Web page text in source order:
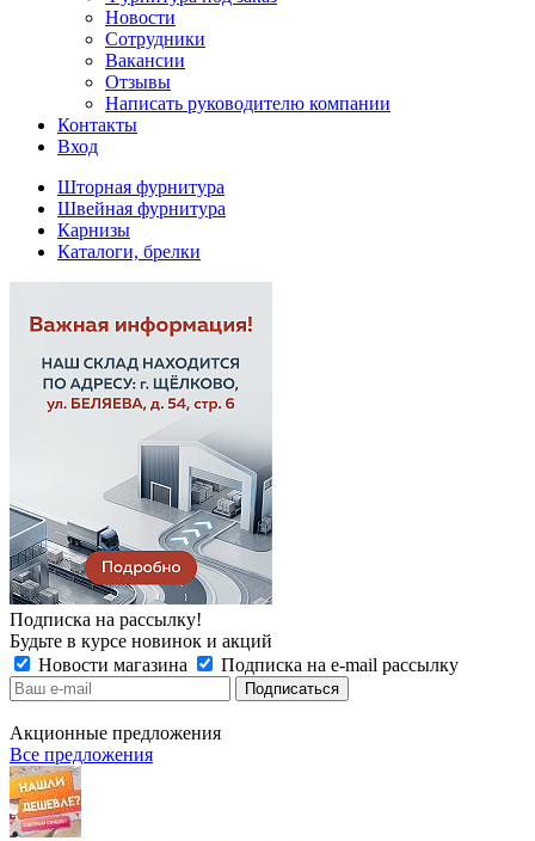
Новости
Сотрудники
Вакансии
Отзывы
Написать руководителю компании
Контакты
Вход
Шторная фурнитура
Швейная фурнитура
Карнизы
Каталоги, брелки
Подписка на рассылку!
Будьте в курсе новинок и акций
Новости магазина
Подписка на e-mail рассылку
Акционные предложения
Все предложения